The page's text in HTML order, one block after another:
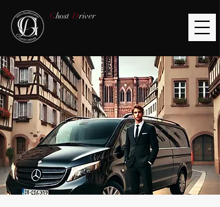
Ghost Driver